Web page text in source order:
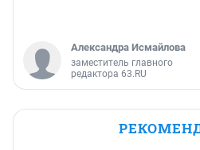
Александра Исмайлова
заместитель главного
редактора 63.RU